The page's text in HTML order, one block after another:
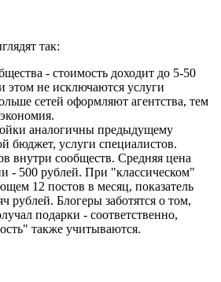
так:
- стоимость доходит до 5-50
этом не исключаются услуги
сетей оформляют агентства, тем
аналогичны предыдущему
бюджет, услуги специалистов.
внутри сообществ. Средняя цена
- 500 рублей. При "классическом"
12 постов в месяц, показатель
рублей. Блогеры заботятся о том,
подарки - соответственно,
также учитываются.